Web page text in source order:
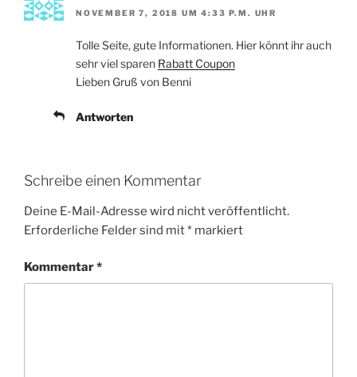
NOVEMBER 7, 2018 UM 4:33 P.M. UHR
Tolle Seite, gute Informationen. Hier könnt ihr auch
sehr viel sparen Rabatt Coupon
Lieben Gruß von Benni
Antworten
Schreibe einen Kommentar
Deine E-Mail-Adresse wird nicht veröffentlicht.
Erforderliche Felder sind mit* markiert
Kommentar*